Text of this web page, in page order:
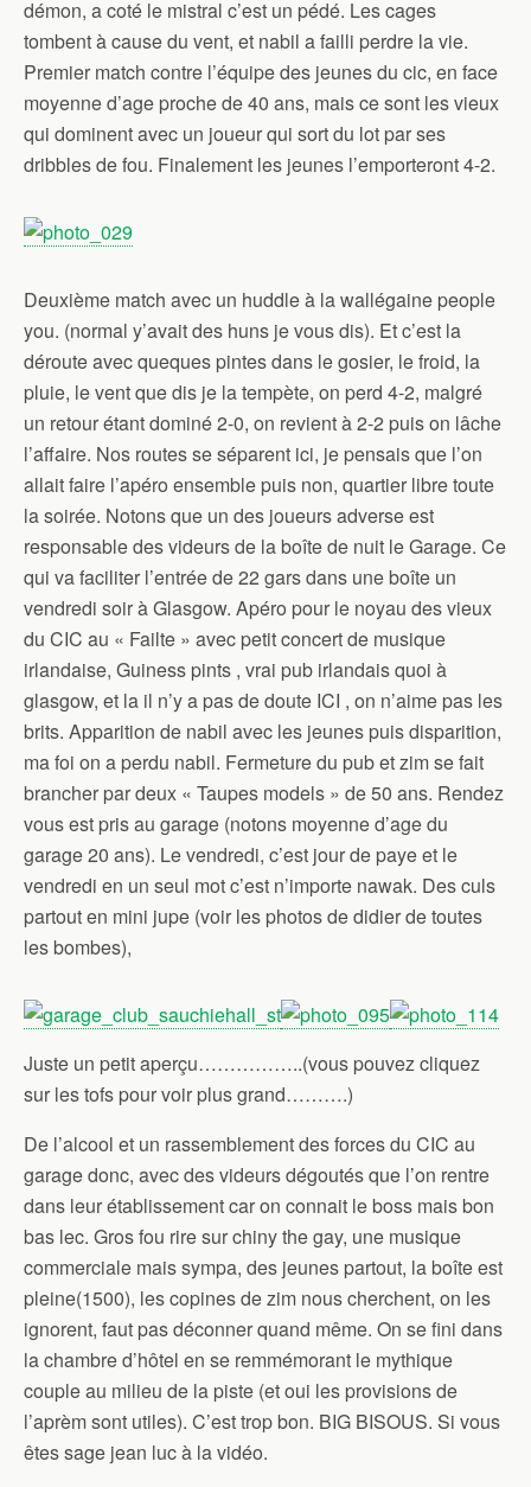
démon, a coté le mistral c’est un pédé. Les cages
tombent à cause du vent, et nabil a failli perdre la vie.
Premier match contre l’équipe des jeunes du cic, en face
moyenne d’age proche de 40 ans, mais ce sont les vieux
qui dominent avec un joueur qui sort du lot par ses
dribbles de fou. Finalement les jeunes l’emporteront 4-2.
Deuxième match avec un huddle à la wallégaine people
you. (normal y’avait des huns je vous dis). Et c’est la
déroute avec queques pintes dans le gosier, le froid, la
pluie, le vent que dis je la tempète, on perd 4-2, malgré
un retour étant dominé 2-0, on revient à 2-2 puis on lâche
l’affaire. Nos routes se séparent ici, je pensais que l’on
allait faire l’apéro ensemble puis non, quartier libre toute
la soirée. Notons que un des joueurs adverse est
responsable des videurs de la boîte de nuit le Garage. Ce
qui va faciliter l’entrée de 22 gars dans une boîte un
vendredi soir à Glasgow. Apéro pour le noyau des vieux
du CIC au « Failte » avec petit concert de musique
irlandaise, Guiness pints , vrai pub irlandais quoi à
glasgow, et la il n’y a pas de doute ICI , on n’aime pas les
brits. Apparition de nabil avec les jeunes puis disparition,
ma foi on a perdu nabil. Fermeture du pub et zim se fait
brancher par deux « Taupes models » de 50 ans. Rendez
vous est pris au garage (notons moyenne d’age du
garage 20 ans). Le vendredi, c’est jour de paye et le
vendredi en un seul mot c’est n’importe nawak. Des culs
partout en mini jupe (voir les photos de didier de toutes
les bombes),
Juste un petit aperçu……………..(vous pouvez cliquez
sur les tofs pour voir plus grand……….)
De l’alcool et un rassemblement des forces du CIC au
garage donc, avec des videurs dégoutés que l’on rentre
dans leur établissement car on connait le boss mais bon
bas lec. Gros fou rire sur chiny the gay, une musique
commerciale mais sympa, des jeunes partout, la boîte est
pleine(1500), les copines de zim nous cherchent, on les
ignorent, faut pas déconner quand même. On se fini dans
la chambre d’hôtel en se remmémorant le mythique
couple au milieu de la piste (et oui les provisions de
l’aprèm sont utiles). C’est trop bon. BIG BISOUS. Si vous
êtes sage jean luc à la vidéo.